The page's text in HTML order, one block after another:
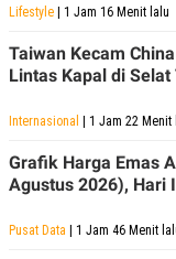
Lifestyle | 1 Jam 16 Menit lalu
Taiwan Kecam
Lintas Kapal di Selat
Internasional | 1 Jam 22 Menit
Grafik Harga Emas
Agustus 2026), Hari
Pusat Data | 1 Jam 46 Menit